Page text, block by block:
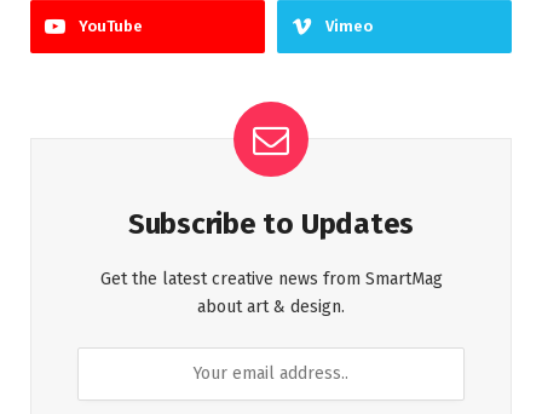
YouTube Vimeo
Subscribe to Updates
Get the latest creative news from SmartMag
about art & design.